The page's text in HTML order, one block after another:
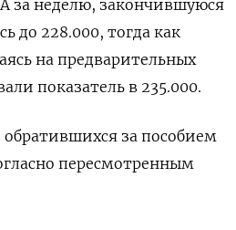
за неделю, закончившуюся
до 228.000, тогда как
на предварительных
показатель в 235.000.
обратившихся за пособием
пересмотренным